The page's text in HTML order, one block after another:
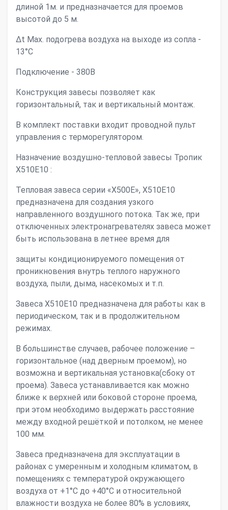
длиной 1м. и предназначается для проемов
высотой до 5 м.
Δt Max. подогрева воздуха на выходе из сопла -
13°С
Подключение - 380В
Конструкция завесы позволяет как
горизонтальный, так и вертикальный монтаж.
В комплект поставки входит проводной пульт
управления с терморегулятором.
Назначение воздушно-тепловой завесы Тропик
X510Е10 :
Тепловая завеса серии «Х500Е», X510Е10
предназначена для создания узкого
направленного воздушного потока. Так же, при
отключенных электронагревателях завеса может
быть использована в летнее время для
защиты кондиционируемого помещения от
проникновения внутрь теплого наружного
воздуха, пыли, дыма, насекомых и т.п.
Завеса X510Е10 предназначена для работы как в
периодическом, так и в продолжительном
режимах.
В большинстве случаев, рабочее положение –
горизонтальное (над дверным проемом), но
возможна и вертикальная установка(сбоку от
проема). Завеса устанавливается как можно
ближе к верхней или боковой стороне проема,
при этом необходимо выдержать расстояние
между входной решёткой и потолком, не менее
100 мм.
Завеса предназначена для эксплуатации в
районах с умеренным и холодным климатом, в
помещениях с температурой окружающего
воздуха от +1°С до +40°С и относительной
влажности воздуха не более 80% в условиях,